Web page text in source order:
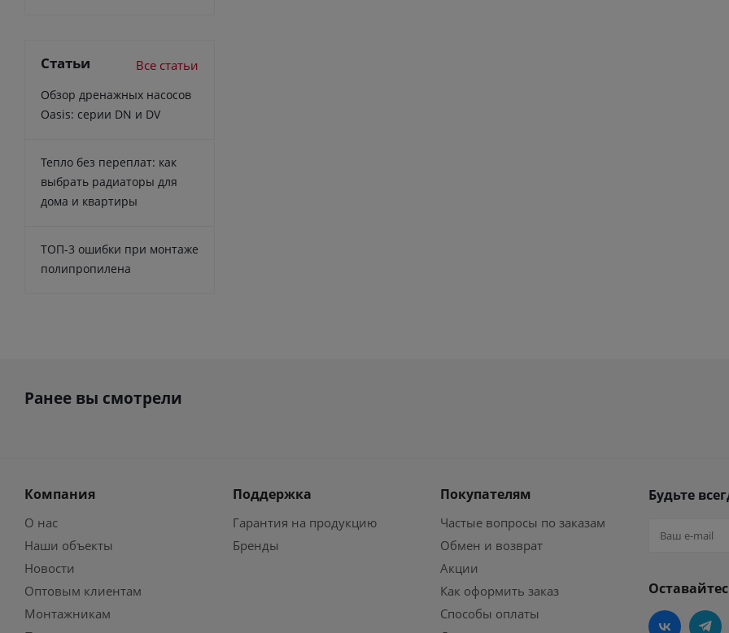
Статьи Все статьи
Обзор дренажных насосов
Oasis: серии DN и DV
Тепло без переплат: как
выбрать радиаторы для
дома и квартиры
ТОП-3 ошибки при монтаже
полипропилена
Ранее вы смотрели
Компания
О нас
Наши объекты
Новости
Оптовым клиентам
Монтажникам
Поддержка
Гарантия на продукцию
Бренды
Покупателям
Частые вопросы по заказам
Обмен и возврат
Акции
Как оформить заказ
Способы оплаты
Будьте